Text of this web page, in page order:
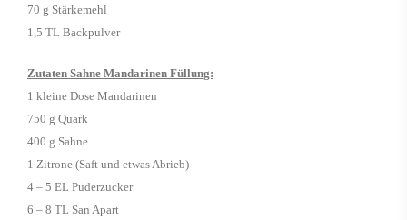
70 g Stärkemehl
1,5 TL Backpulver
Zutaten Sahne Mandarinen Füllung:
1 kleine Dose Mandarinen
750 g Quark
400 g Sahne
1 Zitrone (Saft und etwas Abrieb)
4 – 5 EL Puderzucker
6 – 8 TL San Apart